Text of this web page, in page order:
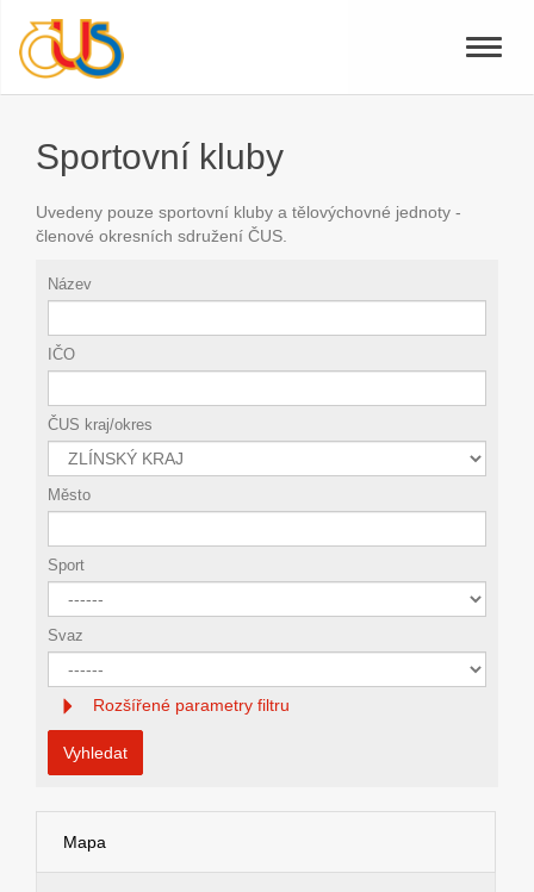
Toggle
Sportovní kluby
Uvedeny pouze sportovní kluby a tělovýchovné jednoty -
členové okresních sdružení ČUS.
Název
IČO
ČUS kraj/okres
Město
Sport
Svaz
Rozšířené parametry filtru
Vyhledat
Mapa